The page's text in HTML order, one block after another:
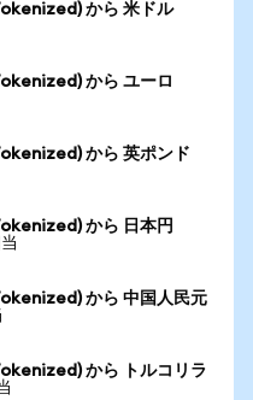
から 米ドル
から ユーロ
から 英ポンド
から 日本円
から 中国人民元
から トルコリラ